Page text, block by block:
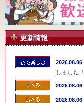
更新情報
2026.08.06
しました！
2026.08.06
2026.08.06